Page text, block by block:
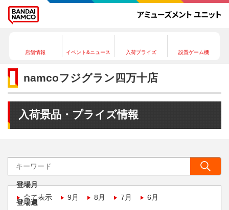
店舗情報 イベント&ニュース 入荷プライズ 設置ゲーム機
namcoフジグラン四万十店
入荷景品・プライズ情報
登場月
全て表示
9月 8月 7月 6月
登場週